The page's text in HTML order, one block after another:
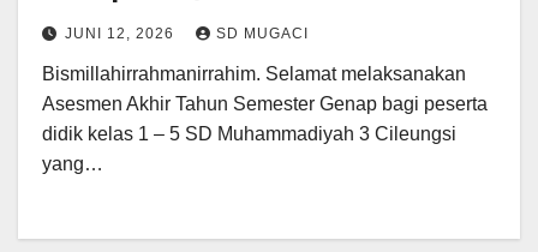
JUNI 12, 2026 SD MUGACI
Bismillahirrahmanirrahim. Selamat melaksanakan
Asesmen Akhir Tahun Semester Genap bagi peserta
didik kelas 1 – 5 SD Muhammadiyah 3 Cileungsi
yang…